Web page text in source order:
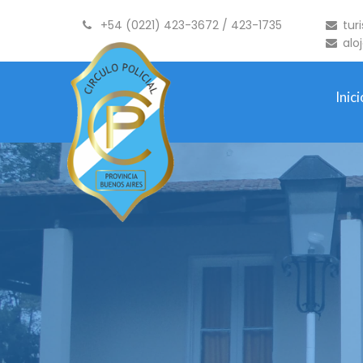
+54 (0221) 423-3672 / 423-1735